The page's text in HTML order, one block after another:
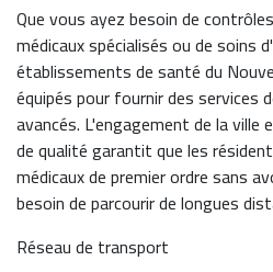
Que vous ayez besoin de
médicaux spécialisés ou de soins
établissements de santé du
équipés pour fournir des services
avancés. L'engagement de la
de qualité garantit que les
médicaux de premier ordre sans
besoin de parcourir de longues
Réseau de transport